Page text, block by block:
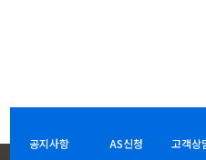
공지사항 AS신청 고객상